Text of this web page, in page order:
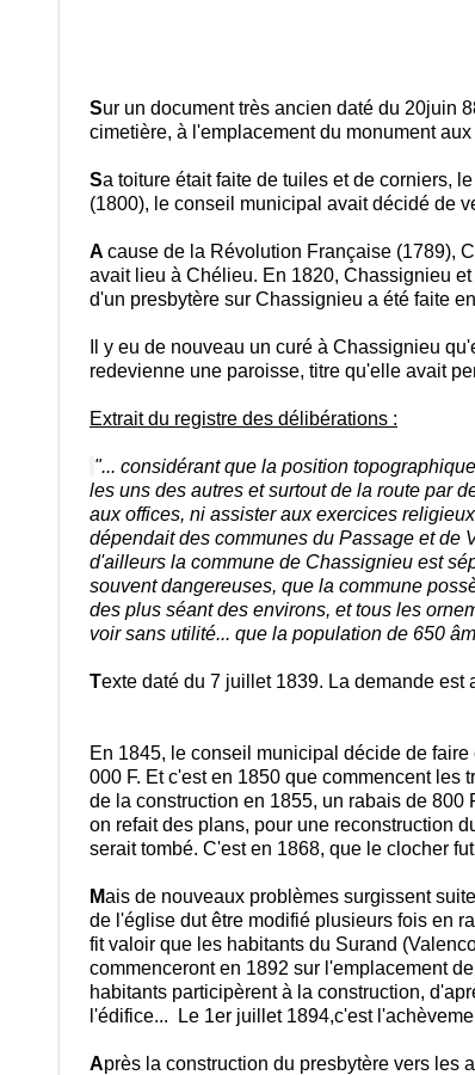
Sur un document très ancien daté du 20juin
cimetière, à l'emplacement du monument
Sa toiture était faite de tuiles et de corniers,
(1800), le conseil municipal avait décidé de
A cause de la Révolution Française (1789),
avait lieu à Chélieu. En 1820, Chassignieu
d'un presbytère sur Chassignieu a été faite
Il y eu de nouveau un curé à Chassignieu
redevienne une paroisse, titre qu'elle avait
Extrait du registre des délibérations :
"... considérant que la position
les uns des autres et surtout de la route par
aux offices, ni assister aux exercices
dépendait des communes du Passage et de
d'ailleurs la commune de Chassignieu est
souvent dangereuses, que la commune
des plus séant des environs, et tous les
voir sans utilité... que la population de 650
Texte daté du 7 juillet 1839. La demande
En 1845, le conseil municipal décide de
000 F. Et c'est en 1850 que commencent
de la construction en 1855, un rabais de
on refait des plans, pour une reconstruction
serait tombé. C'est en 1868, que le clocher
Mais de nouveaux problèmes surgissent
de l'église dut être modifié plusieurs fois en
fit valoir que les habitants du Surand
commenceront en 1892 sur l'emplacement
habitants participèrent à la construction,
l'édifice... Le 1er juillet 1894,c'est
Après la construction du presbytère vers les